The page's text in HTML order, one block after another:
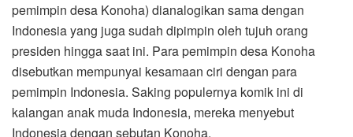
pemimpin desa Konoha) dianalogikan sama dengan
Indonesia yang juga sudah dipimpin oleh tujuh orang
presiden hingga saat ini. Para pemimpin desa Konoha
disebutkan mempunyai kesamaan ciri dengan para
pemimpin Indonesia. Saking populernya komik ini di
kalangan anak muda Indonesia, mereka menyebut
Indonesia dengan sebutan Konoha.